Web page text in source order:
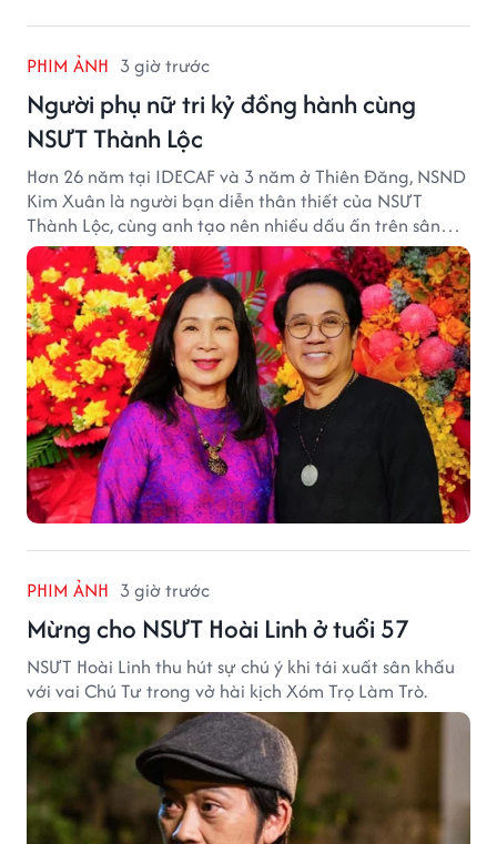
PHIM ẢNH 3 giờ trước
Người phụ nữ tri kỷ đồng hành cùng
NSƯT Thành Lộc
Hơn 26 năm tại IDECAF và 3 năm ở Thiên Đăng, NSND
Kim Xuân là người bạn diễn thân thiết của NSƯT
Thành Lộc, cùng anh tạo nên nhiều dấu ấn trên sân
khấu.
PHIM ẢNH 3 giờ trước
Mừng cho NSƯT Hoài Linh ở tuổi 57
NSƯT Hoài Linh thu hút sự chú ý khi tái xuất sân khấu
với vai Chú Tư trong vở hài kịch Xóm Trọ Làm Trò.